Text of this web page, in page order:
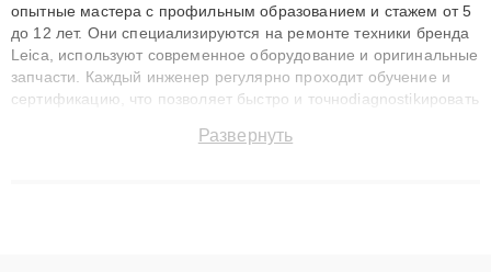
опытные мастера с профильным образованием и стажем от 5
до 12 лет. Они специализируются на ремонте техники бренда
Leica, используют современное оборудование и оригинальные
запчасти. Каждый инженер регулярно проходит обучение и
сертификацию, что позволяет быстро и точноdiagnostikировать
до 3 лет. Наши мастера решают сложные случаи: от замены
Развернуть